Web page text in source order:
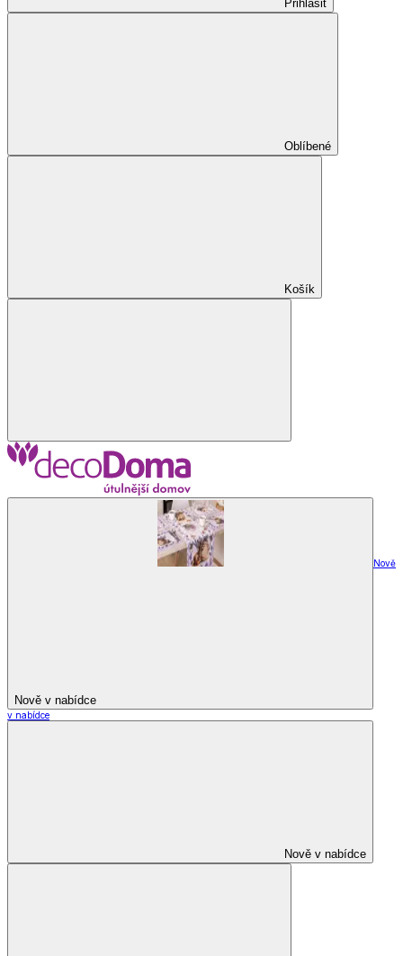
Přihlásit
Oblíbené
Košík
Nově v nabídce
Nově
v nabídce
Nově v nabídce